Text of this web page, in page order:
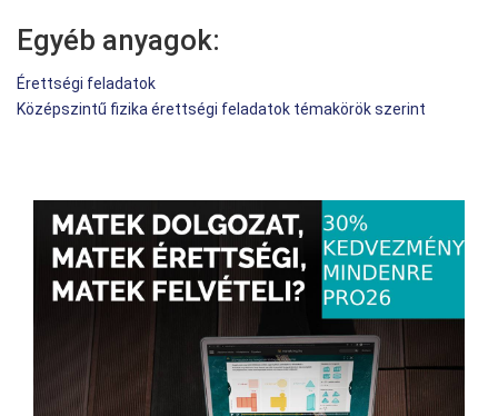
Egyéb anyagok:
Érettségi feladatok
Középszintű fizika érettségi feladatok témakörök szerint